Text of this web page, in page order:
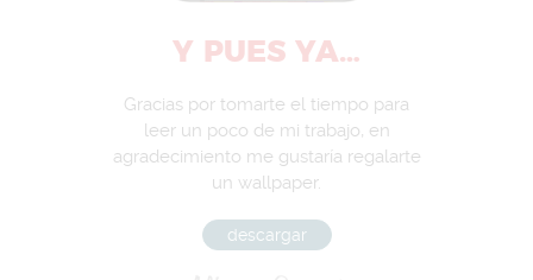
Y PUES YA…
Gracias por tomarte el tiempo para
leer un poco de mi trabajo, en
agradecimiento me gustaría regalarte
un wallpaper.
descargar